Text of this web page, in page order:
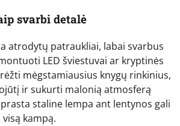
svarbi detalė
atrodytų patraukliai, labai svarbus
LED šviestuvai ar kryptinės
mėgstamiausius knygų rinkinius,
ir sukurti malonią atmosferą
staline lempa ant lentynos gali
kampą.